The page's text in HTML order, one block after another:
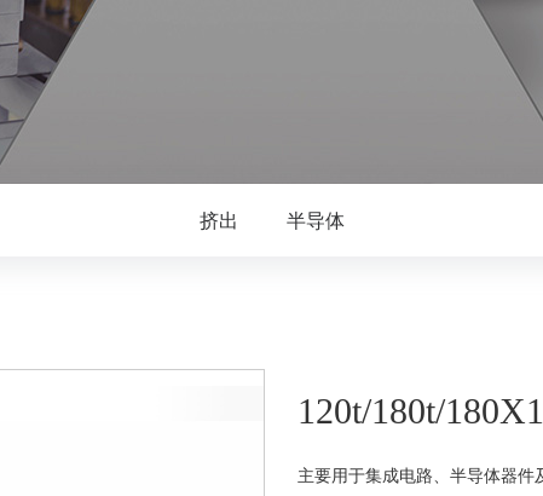
挤出 半导体
120t/180t/
主要用于集成电路、半导体器件